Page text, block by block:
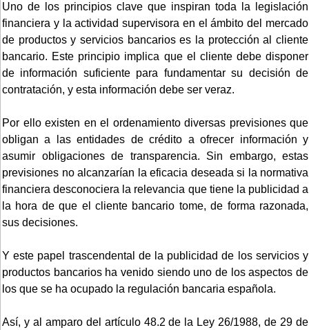
Uno de los principios clave que inspiran toda la legislación
financiera y la actividad supervisora en el ámbito del mercado
de productos y servicios bancarios es la protección al cliente
bancario. Este principio implica que el cliente debe disponer
de información suficiente para fundamentar su decisión de
contratación, y esta información debe ser veraz.
Por ello existen en el ordenamiento diversas previsiones que
obligan a las entidades de crédito a ofrecer información y
asumir obligaciones de transparencia. Sin embargo, estas
previsiones no alcanzarían la eficacia deseada si la normativa
financiera desconociera la relevancia que tiene la publicidad a
la hora de que el cliente bancario tome, de forma razonada,
sus decisiones.
Y este papel trascendental de la publicidad de los servicios y
productos bancarios ha venido siendo uno de los aspectos de
los que se ha ocupado la regulación bancaria española.
Así, y al amparo del artículo 48.2 de la Ley 26/1988, de 29 de